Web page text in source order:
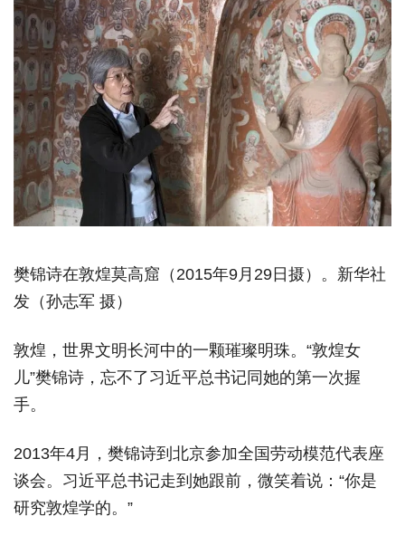
樊锦诗在敦煌莫高窟（2015年9月29日摄）。新华社
发（孙志军 摄）
敦煌，世界文明长河中的一颗璀璨明珠。“敦煌女
儿”樊锦诗，忘不了习近平总书记同她的第一次握
手。
2013年4月，樊锦诗到北京参加全国劳动模范代表座
谈会。习近平总书记走到她跟前，微笑着说：“你是
研究敦煌学的。”